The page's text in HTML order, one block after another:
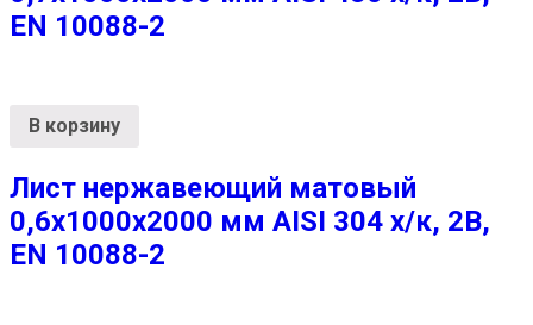
EN 10088-2
В корзину
Лист нержавеющий матовый
0,6х1000х2000 мм AISI 304 х/к, 2B,
EN 10088-2